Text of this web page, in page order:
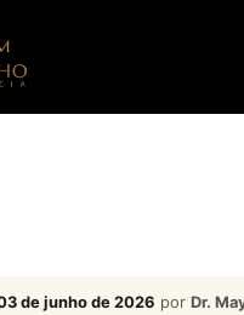
de junho de 2026 por Dr.